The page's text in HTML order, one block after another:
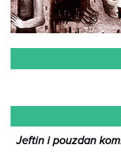
Jeftin i pouzdan